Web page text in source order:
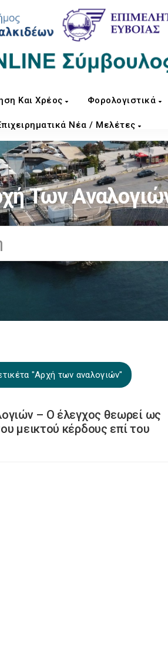
Και Χρέος Φορολογιστικά
Νέα / Μελέτες
Των
"Αρχή των αναλογιών"
– Ο έλεγχος θεωρεί ως
μεικτού κέρδους επί του